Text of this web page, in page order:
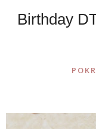
Birthday